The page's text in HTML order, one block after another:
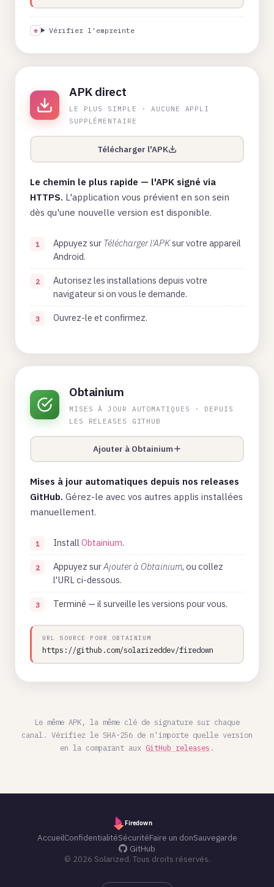
Vérifier l'empreinte
APK direct
LE PLUS SIMPLE · AUCUNE APPLI
SUPPLÉMENTAIRE
Télécharger l'APK
Le chemin le plus rapide — l'APK signé via
HTTPS. L'application vous prévient en son sein
dès qu'une nouvelle version est disponible.
Appuyez sur Télécharger l'APKsur votre appareil
Android.
Autorisez les installations depuis votre
navigateur si on vous le demande.
Ouvrez-le et confirmez.
Obtainium
MISES À JOUR AUTOMATIQUES · DEPUIS
LES RELEASES GITHUB
Ajouter à Obtainium
Mises à jour automatiques depuis nos releases
GitHub. Gérez-le avec vos autres applis installées
manuellement.
InstallObtainium.
Appuyez surAjouter à Obtainium, ou collez
l'URL ci-dessous.
Terminé — il surveille les versions pour vous.
URL SOURCE POUR OBTAINIUM
https://github.com/solarizeddev/firedown
Le même APK, la même clé de signature sur chaque
canal. Vérifiez le SHA-256 de n'importe quelle version
en la comparant aux GitHub releases .
AccueilConfidentialitéSécuritéFaire un donSauvegarde
GitHub
© 2026 Solarized. Tous droits réservés.